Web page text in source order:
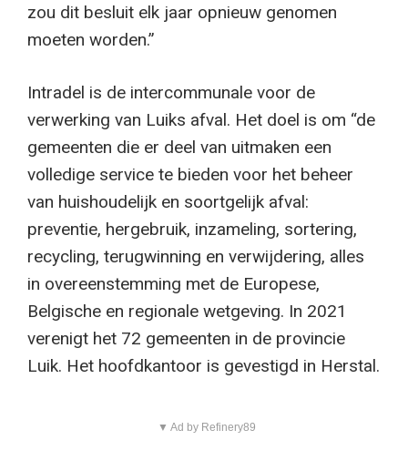
zou dit besluit elk jaar opnieuw genomen
moeten worden.”
Intradel is de intercommunale voor de
verwerking van Luiks afval. Het doel is om “de
gemeenten die er deel van uitmaken een
volledige service te bieden voor het beheer
van huishoudelijk en soortgelijk afval:
preventie, hergebruik, inzameling, sortering,
recycling, terugwinning en verwijdering, alles
in overeenstemming met de Europese,
Belgische en regionale wetgeving. In 2021
verenigt het 72 gemeenten in de provincie
Luik. Het hoofdkantoor is gevestigd in Herstal.
▼ Ad by Refinery89